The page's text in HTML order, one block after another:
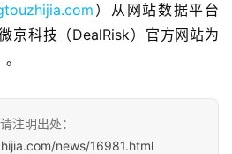
）从网站数据平台
京科技（DealRisk）官方网站为
。
注明出处：
news/16981.html